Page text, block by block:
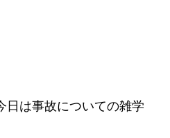
日は事故についての雑学